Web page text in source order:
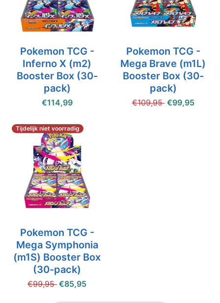
Pokemon TCG -
Inferno X (m2)
Booster Box (30-
pack)
€114,99
Pokemon TCG -
Mega Brave (m1L)
Booster Box (30-
pack)
€109,95 €99,95
Pokemon TCG -
Mega Symphonia
(m1S) Booster Box
(30-pack)
€99,95 €85,95
Tijdelijk niet voorradig